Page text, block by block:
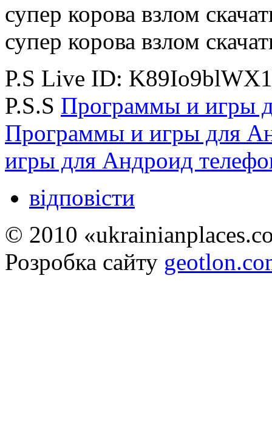
супер корова взлом
супер корова взлом
P.S Live ID:
P.S.S Программы и игры
Программы и игры для
игры для Андроид
відповісти
© 2010
Розробка сайту